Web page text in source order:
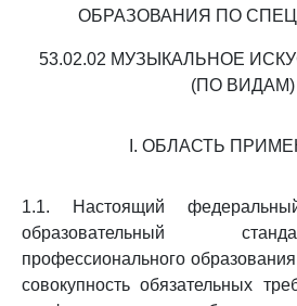
ОБРАЗОВАНИЯ ПО
53.02.02 МУЗЫКАЛЬНОЕ
(ПО ВИДАМ)
I. ОБЛАСТЬ
1.1. Настоящий
образовательный
профессионального
совокупность обязательных